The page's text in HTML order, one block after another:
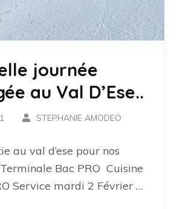
journée
au Val D’Ese..
STEPHANIE AMODEO
au val d’ese pour nos
Bac PRO Cuisine
Service mardi 2 Février …